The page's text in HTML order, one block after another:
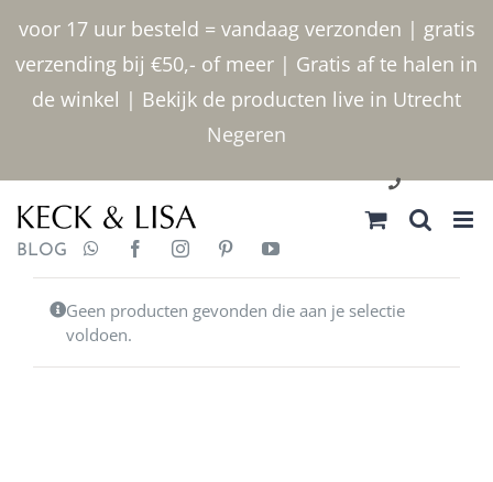
voor 17 uur besteld = vandaag verzonden | gratis
verzending bij €50,- of meer | Gratis af te halen in
de winkel | Bekijk de producten live in Utrecht
Negeren
inhoud
030 2400000
BLOG
Geen producten gevonden die aan je selectie
voldoen.